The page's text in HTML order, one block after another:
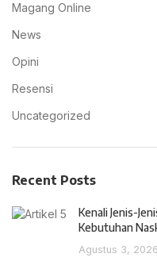
Magang Online
News
Opini
Resensi
Uncategorized
Recent Posts
Kenali Jenis-
Kebutuhan
Agustus 3, 2026